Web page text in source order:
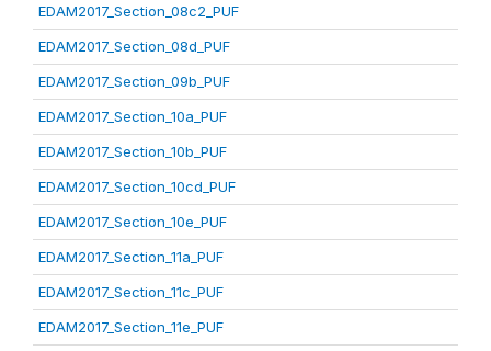
EDAM2017_Section_08c2_PUF
EDAM2017_Section_08d_PUF
EDAM2017_Section_09b_PUF
EDAM2017_Section_10a_PUF
EDAM2017_Section_10b_PUF
EDAM2017_Section_10cd_PUF
EDAM2017_Section_10e_PUF
EDAM2017_Section_11a_PUF
EDAM2017_Section_11c_PUF
EDAM2017_Section_11e_PUF